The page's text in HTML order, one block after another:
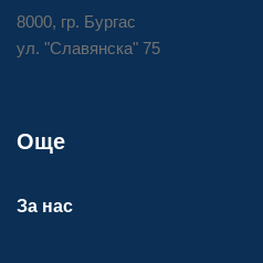
8000, гр. Бургас
ул. "Славянска" 75
Още
За нас